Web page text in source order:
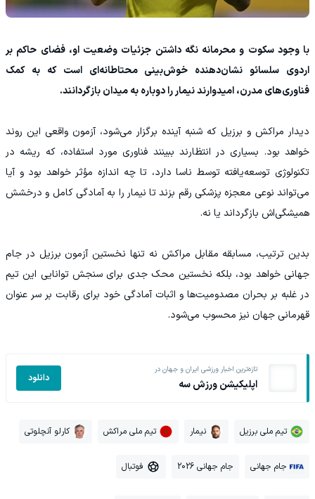
با وجود سکوت و محرمانه نگه داشتن جزئیات وضعیت او، فضای حاکم بر
اردوی سلسائو نشان‌دهنده خوش‌بینی محتاطانه‌ای است که به کمک
فناوری‌های مدرن، امیدوارند نیمار را دوباره به میدان بازگردانند.
دیدار مراکش و برزیل که شنبه آینده برگزار می‌شود، آزمون واقعی این روند
خواهد بود. بسیاری در انتظارند ببینند فناوری مورد استفاده، که ریشه در
تکنولوژی توسعه‌یافته توسط ناسا دارد، تا چه اندازه مؤثر خواهد بود و آیا
می‌تواند نوعی معجزه پزشکی رقم بزند تا نیمار را به آمادگی کامل و درخشش
همیشگی‌اش بازگرداند یا نه.
بدین ترتیب، مسابقه مقابل مراکش نه تنها نخستین آزمون برزیل در جام
جهانی خواهد بود، بلکه نخستین محک جدی برای سنجش توانایی این تیم
در غلبه بر بحران مصدومیت‌ها و اثبات آمادگی خود برای رقابت بر سر عنوان
قهرمانی جهان نیز محسوب می‌شود.
تازه‌ترین اخبار ورزشی ایران و جهان در
اپلیکیشن ورزش سه دانلود
تیم ملی برزیل نیمار تیم ملی مراکش کارلو آنچلوتی
جام جهانی جام جهانی 2026 فوتبال